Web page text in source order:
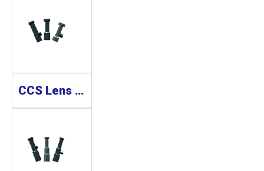
CCS Lens 工業鏡頭 SE-65-M Series